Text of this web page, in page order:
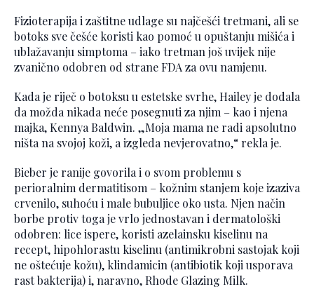
Fizioterapija i zaštitne udlage su najčešći tretmani, ali se
botoks sve češće koristi kao pomoć u opuštanju mišića i
ublažavanju simptoma – iako tretman još uvijek nije
zvanično odobren od strane FDA za ovu namjenu.
Kada je riječ o botoksu u estetske svrhe, Hailey je dodala
da možda nikada neće posegnuti za njim – kao i njena
majka, Kennya Baldwin. „Moja mama ne radi apsolutno
ništa na svojoj koži, a izgleda nevjerovatno,“ rekla je.
Bieber je ranije govorila i o svom problemu s
perioralnim dermatitisom – kožnim stanjem koje izaziva
crvenilo, suhoću i male bubuljice oko usta. Njen način
borbe protiv toga je vrlo jednostavan i dermatološki
odobren: lice ispere, koristi azelainsku kiselinu na
recept, hipohlorastu kiselinu (antimikrobni sastojak koji
ne oštećuje kožu), klindamicin (antibiotik koji usporava
rast bakterija) i, naravno, Rhode Glazing Milk.